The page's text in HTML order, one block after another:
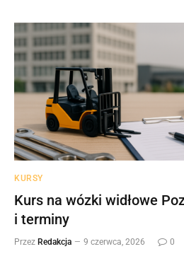
KURSY
Kurs na wózki widłowe
i terminy
Przez Redakcja 9 czerwca, 2026 0